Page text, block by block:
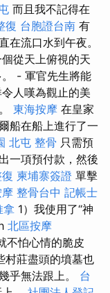
而且我不記得在
復 台胞證台南 有
在流口水到午夜。
從天上俯視的天
- 軍官先生將能
人嘆為觀止的美
東海按摩 在皇家
船在船上進行了一
北屯 整骨 只需預
一項預付款，然後
柬埔寨簽證 單擊
整骨台中 記帳士
拿 1）我使用了“神
北區按摩
不怕心情的脆皮
村莊盡頭的墳墓也
乎無法跟上。 台